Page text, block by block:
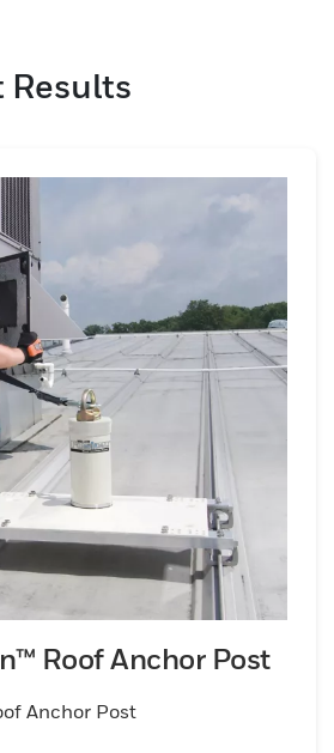
が最高の品質基準を満た
Results
Roof Anchor Post
Anchor Post